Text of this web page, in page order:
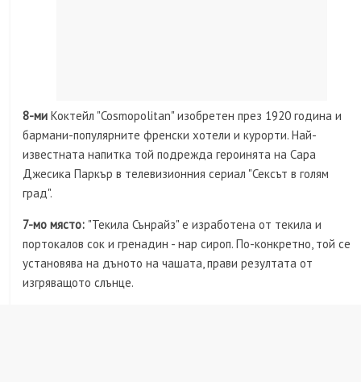
8-миКоктейл "Cosmopolitan" изобретен през 1920 година и
бармани-популярните френски хотели и курорти. Най-
известната напитка той подрежда героинята на Сара
Джесика Паркър в телевизионния сериал "Сексът в голям
град".
7-мо място: "Текила Сънрайз" е изработена от текила и
портокалов сок и гренадин - нар сироп. По-конкретно, той се
установява на дъното на чашата, прави резултата от
изгряващото слънце.